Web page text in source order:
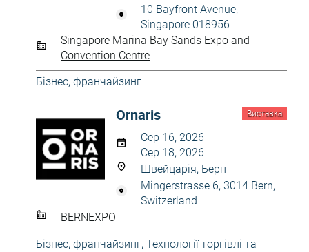
10 Bayfront Avenue,
Singapore 018956
Singapore Marina Bay Sands Expo and
Convention Centre
Бізнес, франчайзинг
Виставка
Ornaris
Сер 16, 2026
Сер 18, 2026
Швейцарія, Берн
Mingerstrasse 6, 3014 Bern,
Switzerland
BERNEXPO
Бізнес, франчайзинг, Технології торгівлі та